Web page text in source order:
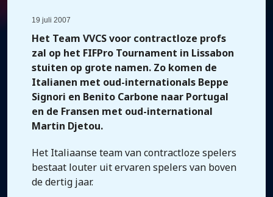
19 juli 2007
Het Team VVCS voor contractloze profs
zal op het FIFPro Tournament in Lissabon
stuiten op grote namen. Zo komen de
Italianen met oud-internationals Beppe
Signori en Benito Carbone naar Portugal
en de Fransen met oud-international
Martin Djetou.
Het Italiaanse team van contractloze spelers
bestaat louter uit ervaren spelers van boven
de dertig jaar.